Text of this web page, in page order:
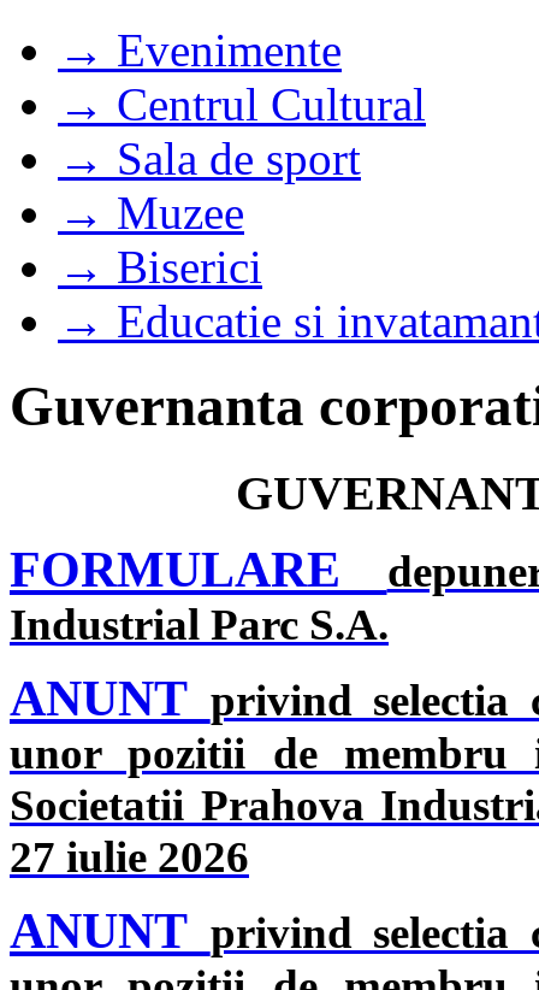
→ Evenimente
→ Centrul Cultural
→ Sala de sport
→ Muzee
→ Biserici
→ Educatie si
Guvernanta
FORMULARE
Industrial Parc S.A.
ANUNT privind selectia
unor pozitii de membru
Societatii Prahova
27 iulie 2026
ANUNT privind selectia